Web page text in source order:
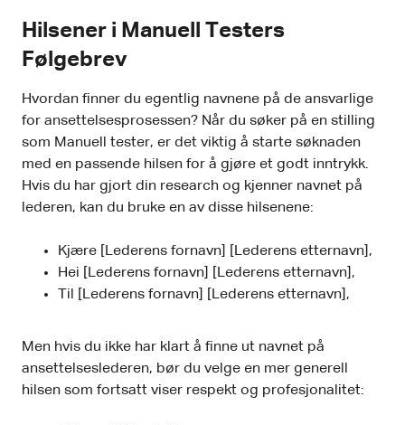
Hilsener i Manuell Testers
Følgebrev
Hvordan finner du egentlig navnene på de ansvarlige
for ansettelsesprosessen? Når du søker på en stilling
som Manuell tester, er det viktig å starte søknaden
med en passende hilsen for å gjøre et godt inntrykk.
Hvis du har gjort din research og kjenner navnet på
lederen, kan du bruke en av disse hilsenene:
Kjære [Lederens fornavn] [Lederens etternavn],
Hei [Lederens fornavn] [Lederens etternavn],
Til [Lederens fornavn] [Lederens etternavn],
Men hvis du ikke har klart å finne ut navnet på
ansettelseslederen, bør du velge en mer generell
hilsen som fortsatt viser respekt og profesjonalitet: